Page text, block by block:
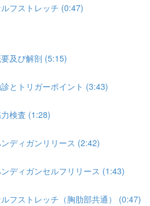
フストレッチ (0:47)
及び解剖 (5:15)
とトリガーポイント (3:43)
検査 (1:28)
ディガンリリース (2:42)
ディガンセルフリリース (1:43)
フストレッチ（胸肋部共通） (0:47)